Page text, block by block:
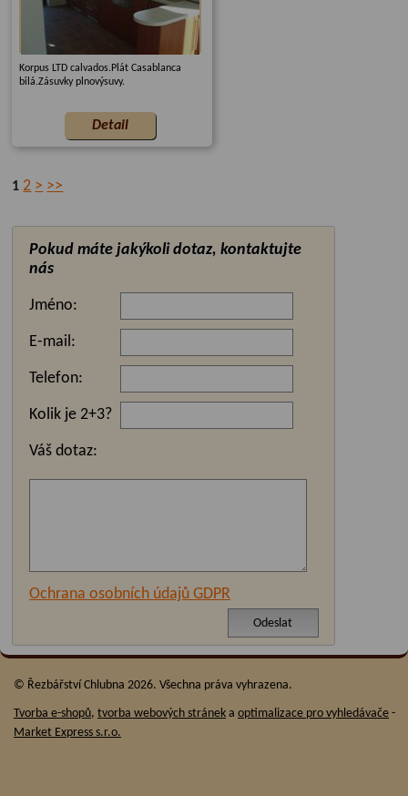
Korpus LTD calvados.Plát Casablanca
bilá.Zásuvky plnovýsuvy.
1 2 > >>
Pokud máte jakýkoli dotaz, kontaktujte
nás
Jméno:
E-mail:
Telefon:
Kolik je 2+3?
Váš dotaz:
Ochrana osobních údajů GDPR
© Řezbářství Chlubna 2026. Všechna práva vyhrazena.
Tvorba e-shopů, tvorba webových stránek a optimalizace pro vyhledávače -
Market Express s.r.o.